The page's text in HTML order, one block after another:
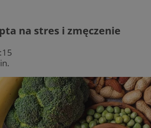
na stres i zmęczenie